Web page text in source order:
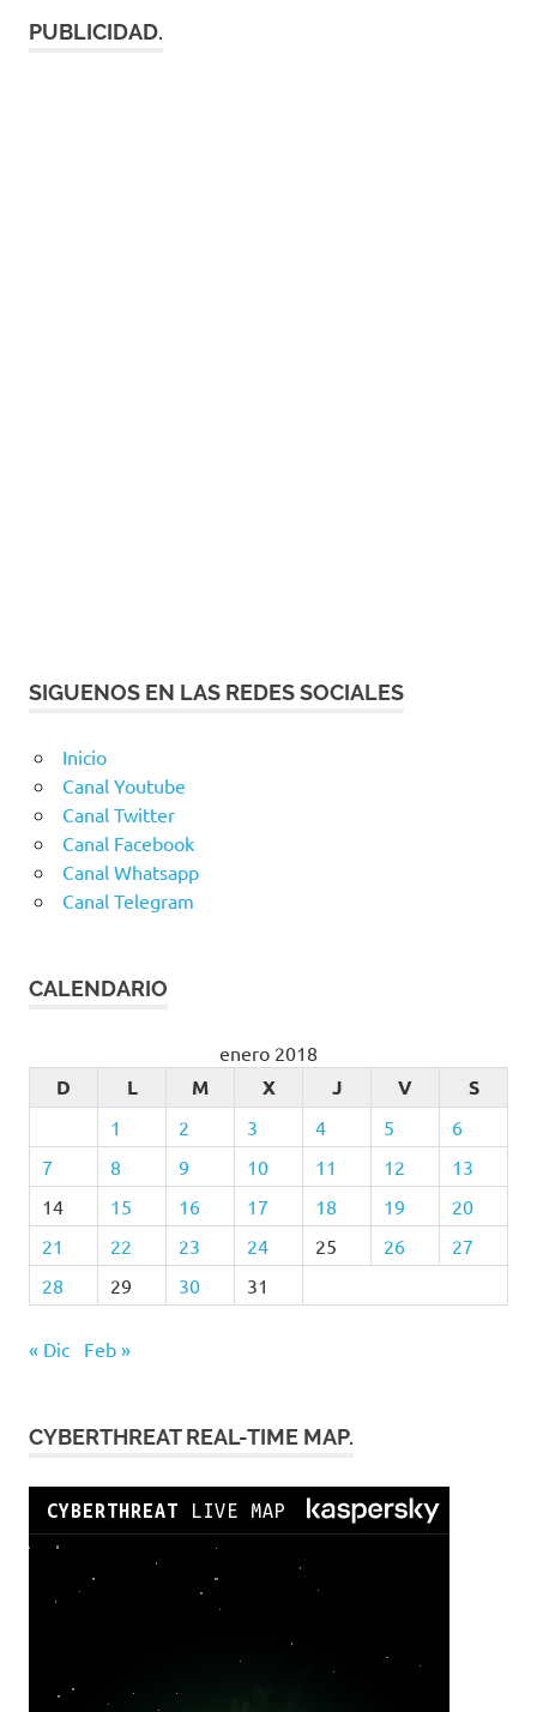
PUBLICIDAD.
SIGUENOS EN LAS REDES SOCIALES
Inicio
Canal Youtube
Canal Twitter
Canal Facebook
Canal Whatsapp
Canal Telegram
CALENDARIO
enero 2018
D L M X J V S
1 2 3 4 5
6
7
8 9 10 11 12
13
14
15 16 17 18 19
20
21
22 23 24 25 26
27
28
29 30 31
« Dic Feb »
CYBERTHREAT REAL-TIME MAP.